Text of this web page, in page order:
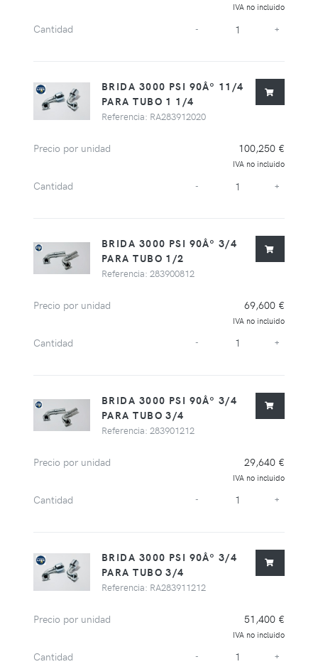
IVA no incluido
Cantidad - +
BRIDA 3000 PSI 90Âº 11/4
PARA TUBO 1 1/4
Referencia: RA283912020
Precio por unidad 100,250 €
IVA no incluido
Cantidad - +
BRIDA 3000 PSI 90Âº 3/4
PARA TUBO 1/2
Referencia: 283900812
Precio por unidad 69,600 €
IVA no incluido
Cantidad - +
BRIDA 3000 PSI 90Âº 3/4
PARA TUBO 3/4
Referencia: 283901212
Precio por unidad 29,640 €
IVA no incluido
Cantidad - +
BRIDA 3000 PSI 90Âº 3/4
PARA TUBO 3/4
Referencia: RA283911212
Precio por unidad 51,400 €
IVA no incluido
Cantidad - +